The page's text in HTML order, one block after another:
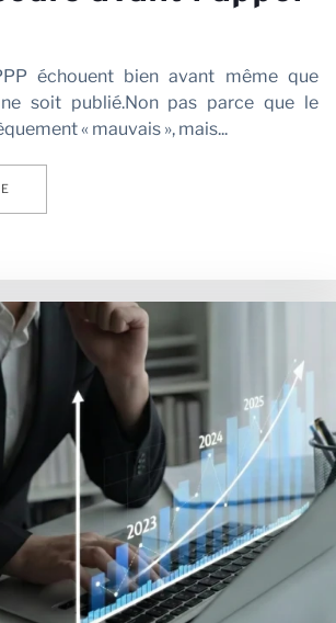
échouent bien avant même que
soit publié.Non pas parce que le
« mauvais », mais...